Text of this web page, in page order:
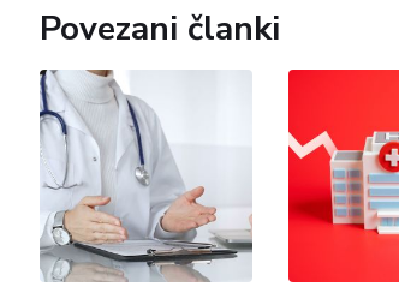
Povezani članki